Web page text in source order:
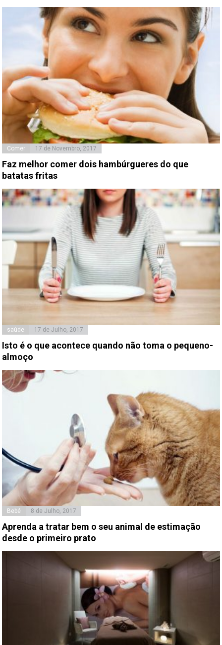
Comer 17 de Novembro, 2017
Faz melhor comer dois hambúrgueres do que
batatas fritas
saúde 17 de Julho, 2017
Isto é o que acontece quando não toma o pequeno-
almoço
Bebé 8 de Julho, 2017
Aprenda a tratar bem o seu animal de estimação
desde o primeiro prato